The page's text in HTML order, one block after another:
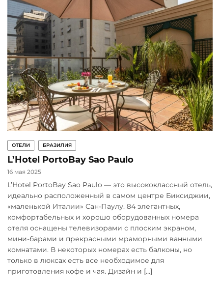
ОТЕЛИ БРАЗИЛИЯ
L’Hotel PortoBay Sao Paulo
16 мая 2025
L’Hotel PortoBay Sao Paulo — это высококлассный отель,
идеально расположенный в самом центре Биксиджии,
«маленькой Италии» Сан-Паулу. 84 элегантных,
комфортабельных и хорошо оборудованных номера
отеля оснащены телевизорами с плоским экраном,
мини-барами и прекрасными мраморными ванными
комнатами. В некоторых номерах есть балконы, но
только в люксах есть все необходимое для
приготовления кофе и чая. Дизайн и […]